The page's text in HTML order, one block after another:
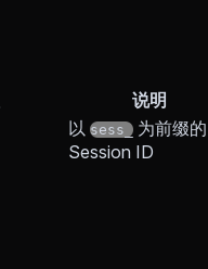
说明
以 sess_ 为前缀的
Session ID